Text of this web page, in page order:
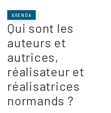
AGENDA
Qui sont les
auteurs et
autrices,
réalisateur et
réalisatrices
normands ?